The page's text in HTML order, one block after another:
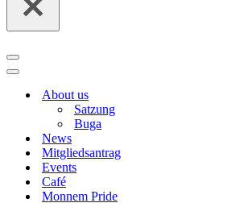
Navigations-
Menü
Navigations-
About us
Satzung
Buga
News
Mitgliedsantrag
Events
Café
Monnem Pride